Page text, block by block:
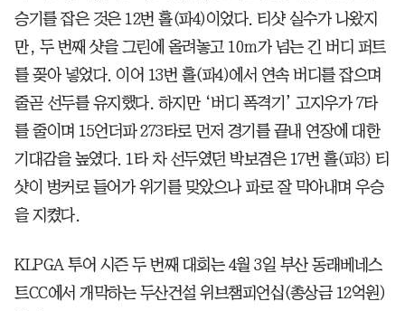
승기를 잡은 것은 12번 홀(파4)이었다. 티샷 실수가 나왔지
만, 두 번째 샷을 그린에 올려놓고 10ｍ가 넘는 긴 버디 퍼트
를 꽂아 넣었다. 이어 13번 홀(파4)에서 연속 버디를 잡으며
줄곧 선두를 유지했다. 하지만 ‘버디 폭격기’ 고지우가 7타
를 줄이며 15언더파 273타로 먼저 경기를 끝내 연장에 대한
기대감을 높였다. 1타 차 선두였던 박보겸은 17번 홀(파3) 티
샷이 벙커로 들어가 위기를 맞았으나 파로 잘 막아내며 우승
을 지켰다.
KLPGA 투어 시즌 두 번째 대회는 4월 3일 부산 동래베네스
트CC에서 개막하는 두산건설 위브챔피언십(총상금 12억원)